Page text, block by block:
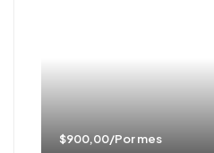
$900,00/Por mes